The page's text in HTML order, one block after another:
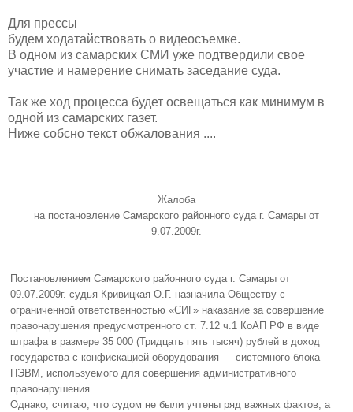
Для прессы
будем ходатайствовать о видеосъемке.
В одном из самарских СМИ уже подтвердили свое
участие и намерение снимать заседание суда.
Так же ход процесса будет освещаться как минимум в
одной из самарских газет.
Ниже собсно текст обжалования ....
Жалоба
на постановление Самарского районного суда г. Самары от
9.07.2009г.
Постановлением Самарского районного суда г. Самары от
09.07.2009г. судья Кривицкая О.Г. назначила Обществу с
ограниченной ответственностью «СИГ» наказание за совершение
правонарушения предусмотренного ст. 7.12 ч.1 КоАП РФ в виде
штрафа в размере 35 000 (Тридцать пять тысяч) рублей в доход
государства с конфискацией оборудования — системного блока
ПЭВМ, используемого для совершения административного
правонарушения.
Однако, считаю, что судом не были учтены ряд важных фактов, а